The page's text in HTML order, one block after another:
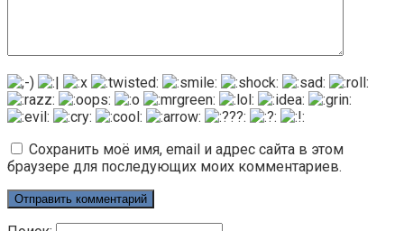
Сохранить моё имя, email и адрес сайта в этом
браузере для последующих моих комментариев.